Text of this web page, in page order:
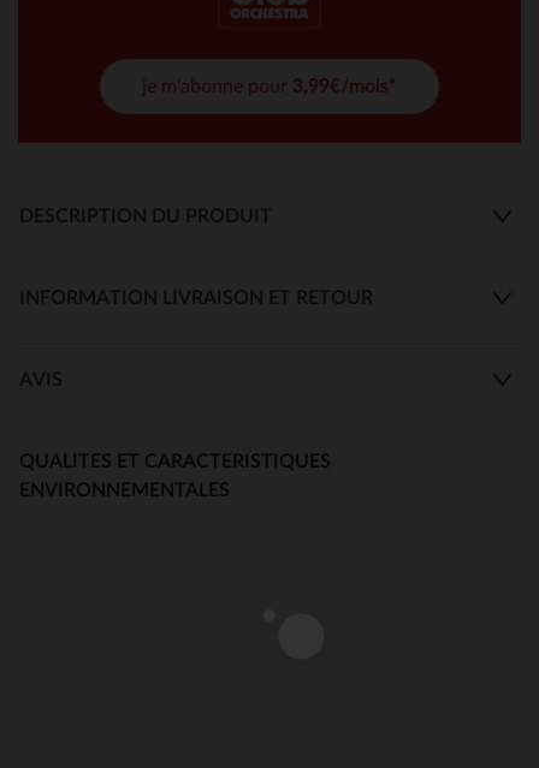
je m'abonne pour 3,99€/mois*
DESCRIPTION DU PRODUIT
INFORMATION LIVRAISON ET RETOUR
AVIS
QUALITES ET CARACTERISTIQUES
ENVIRONNEMENTALES